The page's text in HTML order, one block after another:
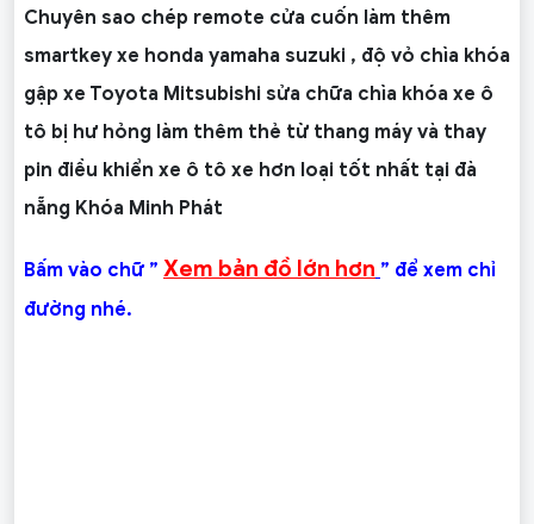
Chuyên sao chép remote cửa cuốn làm thêm
smartkey xe honda yamaha suzuki , độ vỏ chìa khóa
gập xe Toyota Mitsubishi sửa chữa chìa khóa xe ô
tô bị hư hỏng làm thêm thẻ từ thang máy và thay
pin điều khiển xe ô tô xe hơn loại tốt nhất tại đà
nẵng Khóa Minh Phát
Bấm vào chữ ” Xem bản đồ lớn hơn ” để xem chỉ
đường nhé.